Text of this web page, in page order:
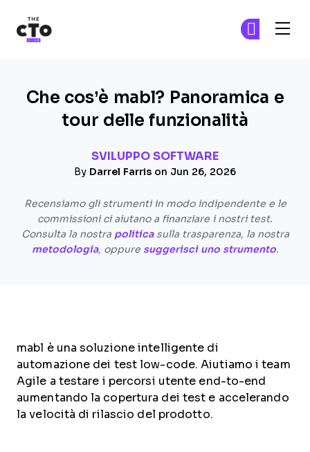
Che cos’è mabl? Panoramica e
tour delle funzionalità
SVILUPPO SOFTWARE
By Darrel Farris on Jun 26, 2026
Recensiamo gli strumenti in modo indipendente e le
commissioni ci aiutano a finanziare i nostri test.
Consulta la nostra politicasulla trasparenza, la nostra
metodologia, oppure suggerisci uno strumento.
mabl è una soluzione intelligente di
automazione dei test low-code. Aiutiamo i team
Agile a testare i percorsi utente end-to-end
aumentando la copertura dei test e accelerando
la velocità di rilascio del prodotto.